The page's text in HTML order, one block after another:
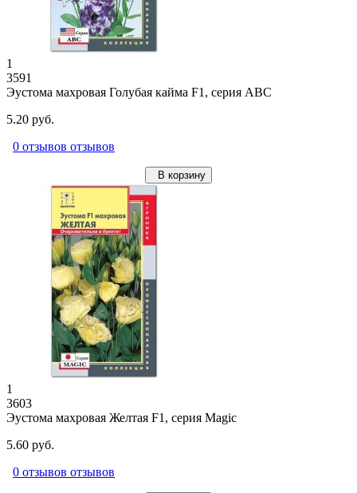
1
3591
Эустома махровая Голубая кайма F1, серия ABC
5.20 руб.
0 отзывов отзывов
В корзину
1
3603
Эустома махровая Желтая F1, серия Magic
5.60 руб.
0 отзывов отзывов